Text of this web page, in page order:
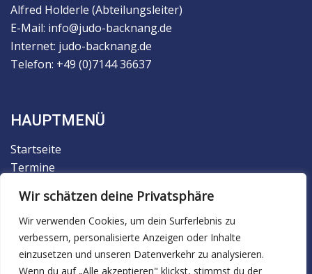
Wir schätzen deine Privatsphäre
Wir verwenden Cookies, um dein Surferlebnis zu
verbessern, personalisierte Anzeigen oder Inhalte
einzusetzen und unseren Datenverkehr zu analysieren.
Wenn du auf „Alle akzeptieren" klickst, stimmst du der
Alfred Holderle (Abteilungsleiter)
E-Mail: info@judo-backnang.de
Internet: judo-backnang.de
Telefon: +49 (0)7144 36637
HAUPTMENÜ
Startseite
Termine
Trainingsbetrieb
Judo
Ju-Jutsu
Facebook